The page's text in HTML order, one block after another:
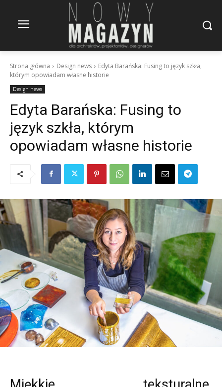
Strona główna Design news
Edyta Barańska: Fusing to język szkła,
którym opowiadam własne historie
Design news
Edyta Barańska: Fusing to
język szkła, którym
opowiadam własne historie